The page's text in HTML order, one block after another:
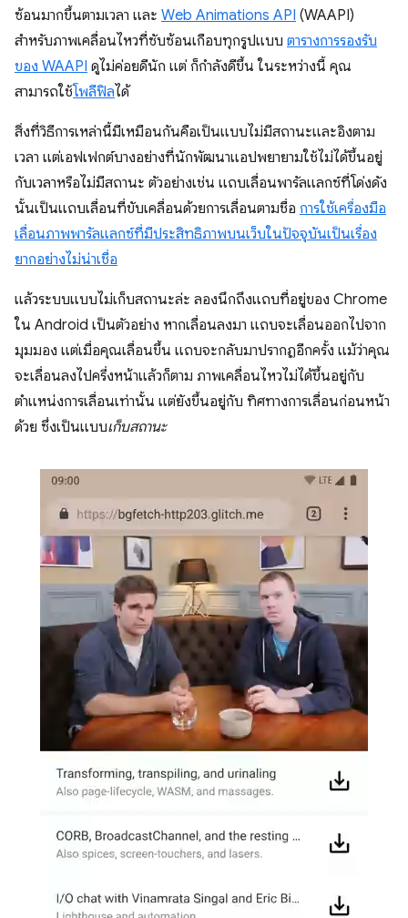
ซ้อนมากขึ้นตามเวลา และ Web Animations API (WAAPI)
สำหรับภาพเคลื่อนไหวที่ซับซ้อนเกือบทุกรูปแบบ ตารางการรองรับ
ของ WAAPI ดูไม่ค่อยดีนัก แต่ ก็กำลังดีขึ้น ในระหว่างนี้ คุณ
สามารถใช้โพลีฟิลได้
สิ่งที่วิธีการเหล่านี้มีเหมือนกันคือเป็นแบบไม่มีสถานะและอิงตาม
เวลา แต่เอฟเฟกต์บางอย่างที่นักพัฒนาแอปพยายามใช้ไม่ได้ขึ้นอยู่
กับเวลาหรือไม่มีสถานะ ตัวอย่างเช่น แถบเลื่อนพารัลแลกซ์ที่โด่งดัง
นั้นเป็นแถบเลื่อนที่ขับเคลื่อนด้วยการเลื่อนตามชื่อ การใช้เครื่องมือ
เลื่อนภาพพารัลแลกซ์ที่มีประสิทธิภาพบนเว็บในปัจจุบันเป็นเรื่อง
ยากอย่างไม่น่าเชื่อ
แล้วระบบแบบไม่เก็บสถานะล่ะ ลองนึกถึงแถบที่อยู่ของ Chrome
ใน Android เป็นตัวอย่าง หากเลื่อนลงมา แถบจะเลื่อนออกไปจาก
มุมมอง แต่เมื่อคุณเลื่อนขึ้น แถบจะกลับมาปรากฏอีกครั้ง แม้ว่าคุณ
จะเลื่อนลงไปครึ่งหน้าแล้วก็ตาม ภาพเคลื่อนไหวไม่ได้ขึ้นอยู่กับ
ตำแหน่งการเลื่อนเท่านั้น แต่ยังขึ้นอยู่กับ ทิศทางการเลื่อนก่อนหน้า
ด้วย ซึ่งเป็นแบบเก็บสถานะ